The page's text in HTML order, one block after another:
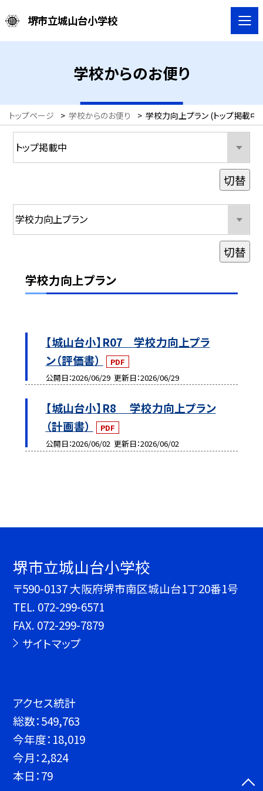
堺市立城山台小学校
学校からのお便り
トップページ > 学校からのお便り > 学校力向上プラン (トップ掲載中)
学校力向上プラン
【城山台小】R07 学校力向上プラ
ン（評価書）
PDF
公開日 2026/06/29 更新日 2026/06/29
【城山台小】R8 学校力向上プラン
（計画書）
PDF
公開日 2026/06/02 更新日 2026/06/02
切替
切替
堺市立城山台小学校
〒590-0137 大阪府堺市南区城山台1丁20番1号
TEL. 072-299-6571
FAX. 072-299-7879
サイトマップ
アクセス統計
総数：549,763
今年度： 18,019
今月：2,824
本日：79